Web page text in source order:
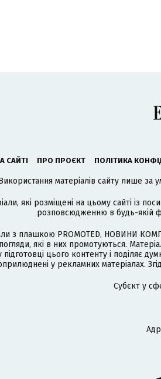
САЙТІ ПРО ПРОЄКТ ПОЛІТИКА
матеріалів сайту лише за
які розміщені на цьому сайті із
розповсюдженню в будь-якій
з плашкою PROMOTED, НОВИНИ
погляди, які в них промотуються.
підготовці цього контенту і поділяє
у рекламних матеріалах.
Cубєкт у